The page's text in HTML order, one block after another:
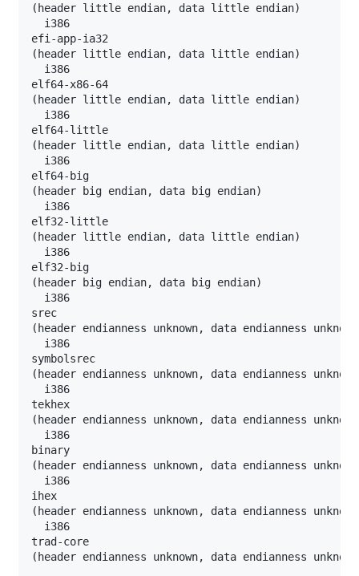
( header little endian, data little endian)
( header little endian, data little endian)
( header little endian, data little endian)
( header little endian, data little endian)
( header big endian, data big endian)
( header little endian, data little endian)
( header big endian, data big endian)
( header endianness unknown, data endianness unknown
( header endianness unknown, data endianness unknown
( header endianness unknown, data endianness unknown
( header endianness unknown, data endianness unknown
( header endianness unknown, data endianness unknown
( header endianness unknown, data endianness unknown